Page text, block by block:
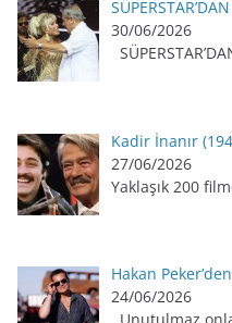
30/06/2026
Kadir İnanır
27/06/2026
Yaklaşık 200
Hakan
24/06/2026